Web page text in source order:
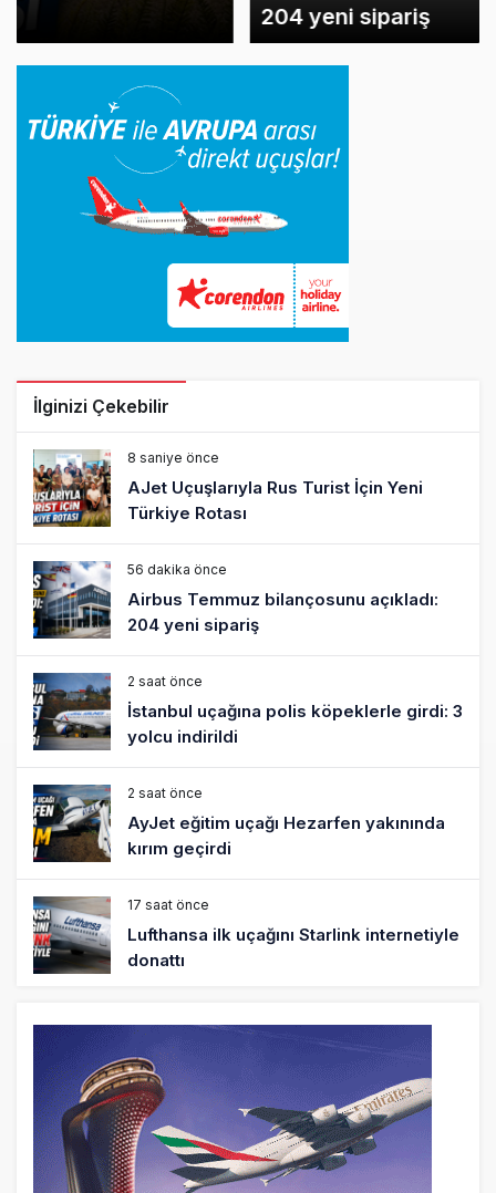
İlginizi Çekebilir
8 saniye önce
AJet Uçuşlarıyla Rus Turist İçin Yeni
Türkiye Rotası
56 dakika önce
Airbus Temmuz bilançosunu açıkladı:
204 yeni sipariş
2 saat önce
İstanbul uçağına polis köpeklerle girdi: 3
yolcu indirildi
2 saat önce
AyJet eğitim uçağı Hezarfen yakınında
kırım geçirdi
17 saat önce
Lufthansa ilk uçağını Starlink internetiyle
donattı
Norwegian Uçağına Polis Müdahalesi
19 saat önce
British Airways A380 seferlerini yüzde
28 azaltıyor